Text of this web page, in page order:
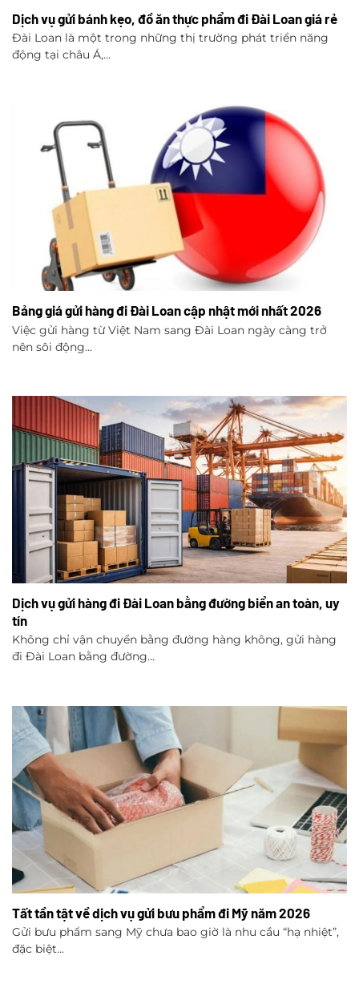
Dịch vụ gửi bánh kẹo, đồ ăn thực phẩm đi Đài Loan giá rẻ
Đài Loan là một trong những thị trường phát triển năng
động tại châu Á,...
Bảng giá gửi hàng đi Đài Loan cập nhật mới nhất 2026
Việc gửi hàng từ Việt Nam sang Đài Loan ngày càng trở
nên sôi động...
Dịch vụ gửi hàng đi Đài Loan bằng đường biển an toàn, uy
tín
Không chỉ vận chuyển bằng đường hàng không, gửi hàng
đi Đài Loan bằng đường...
Tất tần tật về dịch vụ gửi bưu phẩm đi Mỹ năm 2026
Gửi bưu phẩm sang Mỹ chưa bao giờ là nhu cầu “hạ nhiệt”,
đặc biệt...